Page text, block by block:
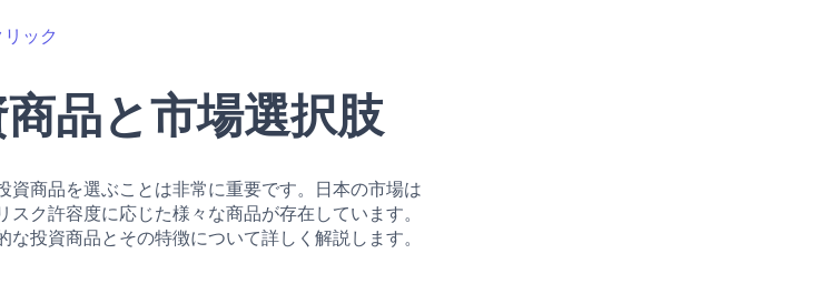
ック
品と市場選択肢
資商品を選ぶことは非常に重要です。日本の市場は
ク許容度に応じた様々な商品が存在しています。
投資商品とその特徴について詳しく解説します。